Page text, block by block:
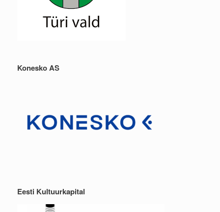
Konesko AS
Eesti Kultuurkapital